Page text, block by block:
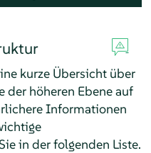
kurze Übersicht über
der höheren Ebene auf
Informationen
in der folgenden Liste.